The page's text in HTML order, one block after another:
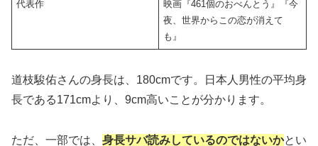
代表作
映画『461個のおべんとう』『今
夜、世界からこの恋が消えて
も』
道枝駿佑さんの身長は、180cmです。日本人男性の平均身
長である171cmより、9cm高いことが分かります。
ただ、一部では、 身長サバ読みしているのではないかとい